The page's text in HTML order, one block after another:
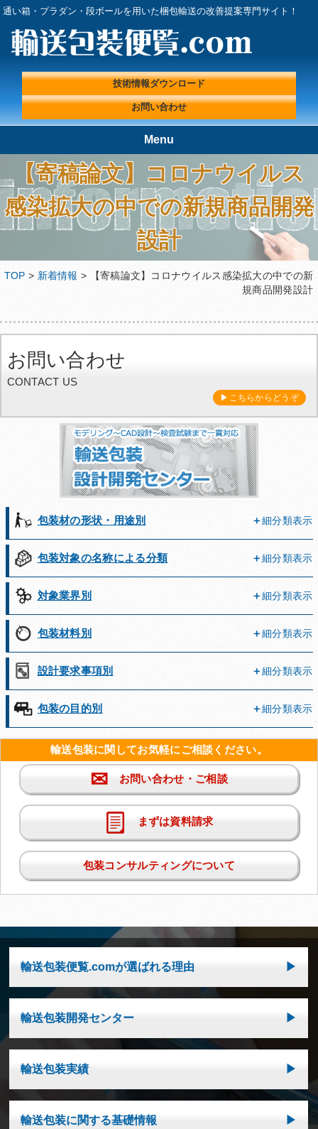
通い箱・プラダン・段ボールを用いた梱包輸送の改善提案専門サイト！
技術情報ダウンロード
お問い合わせ
Menu
輸送包装便覧.comが選ばれる理
由
輸送包装実績
輸送包装プロフェッショナルに
よる『輸送包装・梱包 改善ラ
ボ』
輸送包装便覧の取扱製品 輸送包装エンジニアコラム
技術情報ダウンロード
【寄稿論文】コロナウイルス
感染拡大の中での新規商品開発
設計
TOP > 新着情報 > 【寄稿論文】コロナウイルス感染拡大の中での新
規商品開発設計
お問い合わせ
CONTACT US
▶こちらからどうぞ
包装材の形状・用途別 細分類表示
包装対象の名称による分類 細分類表示
対象業界別 細分類表示
包装材料別 細分類表示
設計要求事項別 細分類表示
包装の目的別 細分類表示
輸送包装に関してお気軽にご相談ください。
✉ お問い合わせ・ご相談
まずは資料請求
包装コンサルティングについて
輸送包装便覧.comが選ばれる理由
輸送包装開発センター
輸送包装実績
輸送包装に関する基礎情報